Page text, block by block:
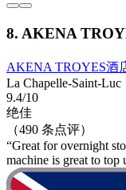
8. AKENA
AKENA TROYES酒
La Chapelle-Saint-Luc
9.4/10
绝佳
（490 条点评）
“Great for overnight
machine is great to top